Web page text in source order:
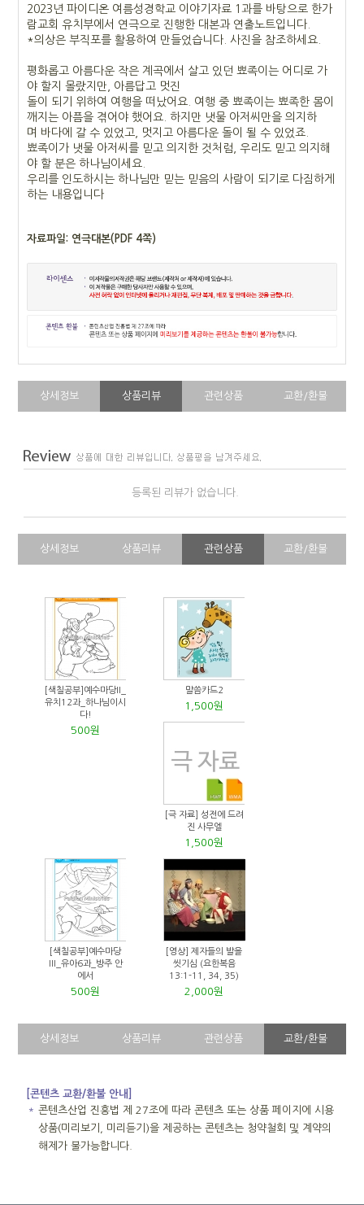
2023년 파이디온 여름성경학교 이야기자료 1과를 바탕으로 한가
람교회 유치부에서 연극으로 진행한 대본과 연출노트입니다.
*의상은 부직포를 활용하여 만들었습니다. 사진을 참조하세요.
평화롭고 아름다운 작은 계곡에서 살고 있던 뾰족이는 어디로 가
야 할지 몰랐지만, 아름답고 멋진
돌이 되기 위하여 여행을 떠났어요. 여행 중 뾰족이는 뾰족한 몸이
깨지는 아픔을 겪어야 했어요. 하지만 냇물 아저씨만을 의지하
며 바다에 갈 수 있었고, 멋지고 아름다운 돌이 될 수 있었죠.
뾰족이가 냇물 아저씨를 믿고 의지한 것처럼, 우리도 믿고 의지해
야 할 분은 하나님이세요.
우리를 인도하시는 하나님만 믿는 믿음의 사람이 되기로 다짐하게
하는 내용입니다
자료파일: 연극대본(PDF 4쪽)
상세정보 상품리뷰 관련상품 교환/환불
등록된 리뷰가 없습니다.
상세정보 상품리뷰 관련상품 교환/환불
[색칠공부]예수마당II_
유치12과_하나님이시
다!
500원
말씀카드2
1,500원
[극 자료] 성전에 드려
진 사무엘
1,500원
[색칠공부]예수마당
III_유아6과_방주 안
에서
500원
[영상] 제자들의 발을
씻기심 (요한복음
13:1-11, 34, 35)
2,000원
상세정보 상품리뷰 관련상품 교환/환불
[콘텐츠 교환/환불 안내]
＊ 콘텐츠산업 진흥법 제 27조에 따라 콘텐츠 또는 상품 페이지에 시용
상품(미리보기, 미리듣기)을 제공하는 콘텐츠는 청약철회 및 계약의
해제가 불가능합니다.